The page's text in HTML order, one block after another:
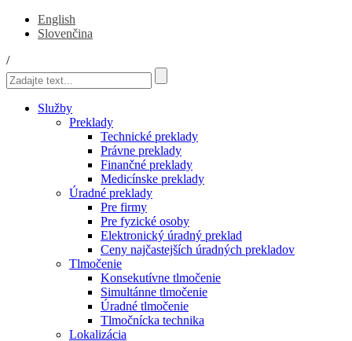
English
Slovenčina
/
Služby
Preklady
Technické preklady
Právne preklady
Finančné preklady
Medicínske preklady
Úradné preklady
Pre firmy
Pre fyzické osoby
Elektronický úradný preklad
Ceny najčastejších úradných prekladov
Tlmočenie
Konsekutívne tlmočenie
Simultánne tlmočenie
Úradné tlmočenie
Tlmočnícka technika
Lokalizácia